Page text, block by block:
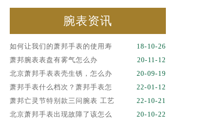
腕表资讯
如何让我们的萧邦手表的使用寿
18-10-26
萧邦腕表表盘有雾气怎么办
20-11-12
北京萧邦手表表壳生锈，怎么办
20-09-19
萧邦手表什么档次？萧邦手表怎
22-01-12
萧邦亡灵节特别款三问腕表 工艺
22-10-21
北京萧邦手表出现故障了该怎么
20-10-22